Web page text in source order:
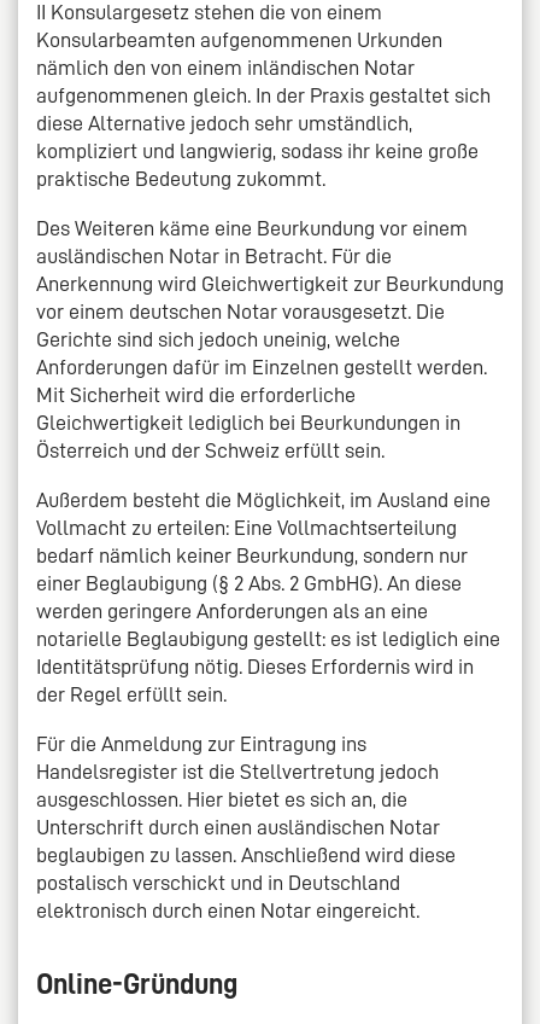
II Konsulargesetz stehen die von einem
Konsularbeamten aufgenommenen Urkunden
nämlich den von einem inländischen Notar
aufgenommenen gleich. In der Praxis gestaltet sich
diese Alternative jedoch sehr umständlich,
kompliziert und langwierig, sodass ihr keine große
praktische Bedeutung zukommt.
Des Weiteren käme eine Beurkundung vor einem
ausländischen Notar in Betracht. Für die
Anerkennung wird Gleichwertigkeit zur Beurkundung
vor einem deutschen Notar vorausgesetzt. Die
Gerichte sind sich jedoch uneinig, welche
Anforderungen dafür im Einzelnen gestellt werden.
Mit Sicherheit wird die erforderliche
Gleichwertigkeit lediglich bei Beurkundungen in
Österreich und der Schweiz erfüllt sein.
Außerdem besteht die Möglichkeit, im Ausland eine
Vollmacht zu erteilen: Eine Vollmachtserteilung
bedarf nämlich keiner Beurkundung, sondern nur
einer Beglaubigung (§ 2 Abs. 2 GmbHG). An diese
werden geringere Anforderungen als an eine
notarielle Beglaubigung gestellt: es ist lediglich eine
Identitätsprüfung nötig. Dieses Erfordernis wird in
der Regel erfüllt sein.
Für die Anmeldung zur Eintragung ins
Handelsregister ist die Stellvertretung jedoch
ausgeschlossen. Hier bietet es sich an, die
Unterschrift durch einen ausländischen Notar
beglaubigen zu lassen. Anschließend wird diese
postalisch verschickt und in Deutschland
elektronisch durch einen Notar eingereicht.
Online-Gründung